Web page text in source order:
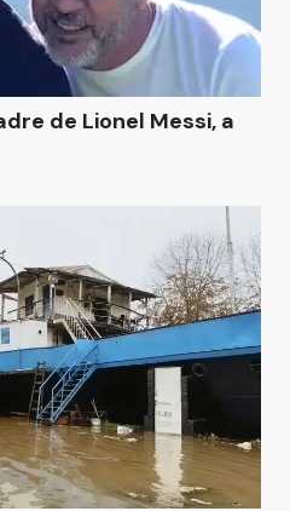
de Lionel Messi, a